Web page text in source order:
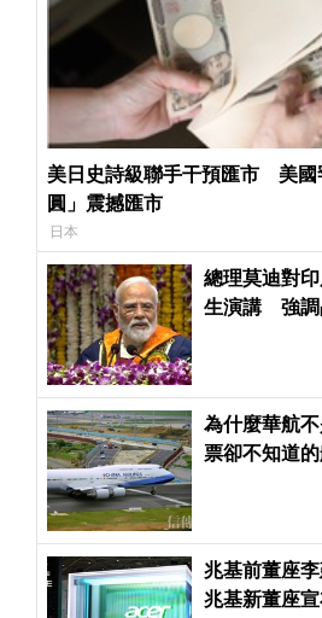
美日史詩級聯手干預匯市 美國
圓」震撼匯市
日本
總理莫迪對
生演講 強調
為什麼華航
票卻不知道
兆基前董座
兆基新董座